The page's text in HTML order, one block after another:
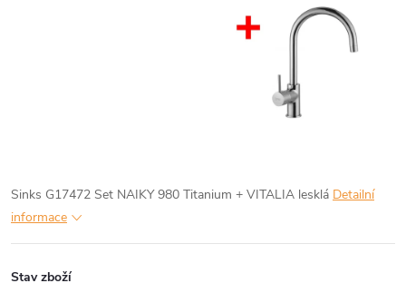
Sinks G17472 Set NAIKY 980 Titanium + VITALIA lesklá Detailní
informace
Stav zboží